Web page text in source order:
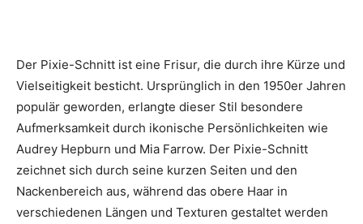
Der Pixie-Schnitt ist eine Frisur, die durch ihre Kürze und
Vielseitigkeit besticht. Ursprünglich in den 1950er Jahren
populär geworden, erlangte dieser Stil besondere
Aufmerksamkeit durch ikonische Persönlichkeiten wie
Audrey Hepburn und Mia Farrow. Der Pixie-Schnitt
zeichnet sich durch seine kurzen Seiten und den
Nackenbereich aus, während das obere Haar in
verschiedenen Längen und Texturen gestaltet werden